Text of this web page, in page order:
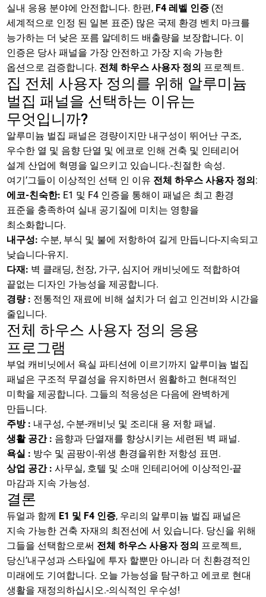
실내 응용 분야에 안전합니다. 한편, F4 레벨 인증 (전
세계적으로 인정 된 일본 표준) 많은 국제 환경 벤치 마크를
능가하는 더 낮은 포름 알데히드 배출량을 보장합니다. 이
인증은 당사 패널을 가장 안전하고 가장 지속 가능한
옵션으로 검증합니다. 전체 하우스 사용자 정의 프로젝트.
집 전체 사용자 정의를 위해 알루미늄
벌집 패널을 선택하는 이유는
무엇입니까?
알루미늄 벌집 패널은 경량이지만 내구성이 뛰어난 구조,
우수한 열 및 음향 단열 및 에코로 인해 건축 및 인테리어
설계 산업에 혁명을 일으키고 있습니다.-친절한 속성.
여기’그들이 이상적인 선택 인 이유 전체 하우스 사용자 정의:
에코-친숙한: E1 및 F4 인증을 통해이 패널은 최고 환경
표준을 충족하여 실내 공기질에 미치는 영향을
최소화합니다.
내구성: 수분, 부식 및 불에 저항하여 길게 만듭니다-지속되고
낮습니다-유지.
다재: 벽 클래딩, 천장, 가구, 심지어 캐비닛에도 적합하여
끝없는 디자인 가능성을 제공합니다.
경량 : 전통적인 재료에 비해 설치가 더 쉽고 인건비와 시간을
줄입니다.
전체 하우스 사용자 정의 응용
프로그램
부엌 캐비닛에서 욕실 파티션에 이르기까지 알루미늄 벌집
패널은 구조적 무결성을 유지하면서 원활하고 현대적인
미학을 제공합니다. 그들의 적응성은 다음에 완벽하게
만듭니다.
주방 : 내구성, 수분-캐비닛 및 조리대 용 저항 패널.
생활 공간 : 음향과 단열재를 향상시키는 세련된 벽 패널.
욕실 : 방수 및 곰팡이-위생 환경을위한 저항성 표면.
상업 공간 : 사무실, 호텔 및 소매 인테리어에 이상적인-끝
마감과 지속 가능성.
결론
듀얼과 함께 E1 및 F4 인증, 우리의 알루미늄 벌집 패널은
지속 가능한 건축 자재의 최전선에 서 있습니다. 당신을 위해
그들을 선택함으로써 전체 하우스 사용자 정의 프로젝트,
당신’내구성과 스타일에 투자 할뿐만 아니라 더 친환경적인
미래에도 기여합니다. 오늘 가능성을 탐구하고 에코로 현대
생활을 재정의하십시오.-의식적인 우수성!